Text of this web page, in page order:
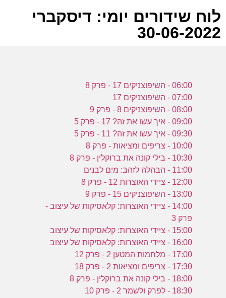
לוח שידורים יומי: דיסקברי
30-06-2022
06:00 - השיפוצניקים 17 - פרק 8
07:00 - השיפוצניקים 17
08:00 - השיפוצניקים 8 - פרק 9
09:00 - איך עשו את זה? 17 - פרק 5
09:30 - איך עשו את זה? 11 - פרק 5
10:00 - צריפים ומציאות - פרק 8
10:30 - בילי קונה את ברוקלין - פרק 8
11:00 - הבהלה לזהב: מים לבנים
12:00 - ציידי האוצרות 12 - פרק 8
13:00 - השיפוצניקים 15 - פרק 9
14:00 - ציידי האוצרות: קלאסיקות של עיצוב -
פרק 3
15:00 - ציידי האוצרות: קלאסיקות של עיצוב
16:00 - ציידי האוצרות: קלאסיקות של עיצוב
17:00 - מלחמות המטען 2 - פרק 12
17:30 - צריפים ומציאות 2 - פרק 18
18:00 - בילי קונה את ברוקלין - פרק 8
18:30 - לפרק ולשמר 2 - פרק 10